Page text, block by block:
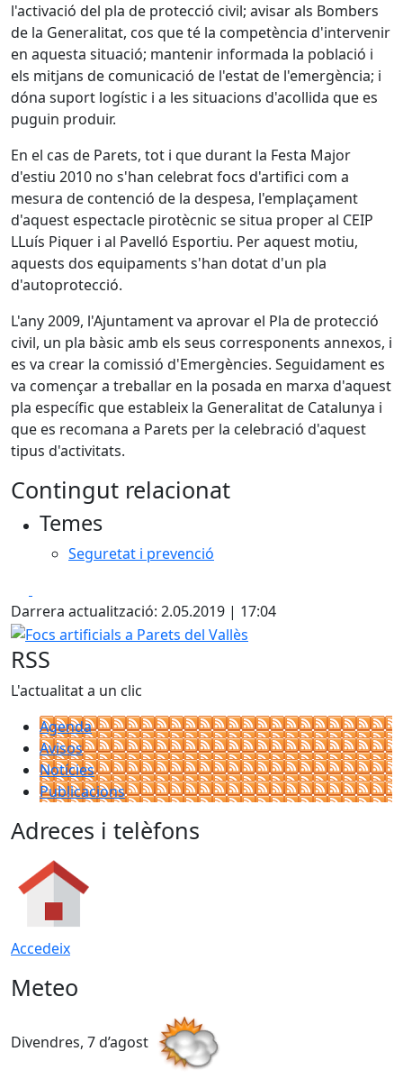
l'activació del pla de protecció civil; avisar als Bombers
de la Generalitat, cos que té la competència d'intervenir
en aquesta situació; mantenir informada la població i
els mitjans de comunicació de l'estat de l'emergència; i
dóna suport logístic i a les situacions d'acollida que es
puguin produir.
En el cas de Parets, tot i que durant la Festa Major
d'estiu 2010 no s'han celebrat focs d'artifici com a
mesura de contenció de la despesa, l'emplaçament
d'aquest espectacle pirotècnic se situa proper al CEIP
LLuís Piquer i al Pavelló Esportiu. Per aquest motiu,
aquests dos equipaments s'han dotat d'un pla
d'autoprotecció.
L'any 2009, l'Ajuntament va aprovar el Pla de protecció
civil, un pla bàsic amb els seus corresponents annexos, i
es va crear la comissió d'Emergències. Seguidament es
va començar a treballar en la posada en marxa d'aquest
pla específic que estableix la Generalitat de Catalunya i
que es recomana a Parets per la celebració d'aquest
tipus d'activitats.
Contingut relacionat
Temes
Seguretat i prevenció
Darrera actualització: 2.05.2019 | 17:04
Focs artificials a Parets del Vallès
RSS
L'actualitat a un clic
Agenda
Avisos
Notícies
Publicacions
Adreces i telèfons
Accedeix
Meteo
Divendres, 7 d’agost